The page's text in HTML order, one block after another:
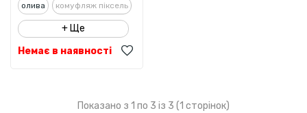
олива комуфляж піксель
+ Ще
Немає в наявності
Показано з 1 по 3 із 3 (1 сторінок)